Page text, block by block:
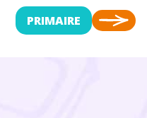
PRIMAIRE